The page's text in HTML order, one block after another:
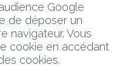
Google
de déposer un
navigateur. Vous
cookie en accédant
cookies.